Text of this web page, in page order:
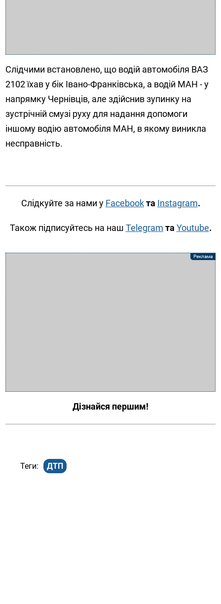
Слідчими встановлено, що водій автомобіля ВАЗ
2102 їхав у бік Івано-Франківська, а водій МАН - у
напрямку Чернівців, але здійснив зупинку на
зустрічній смузі руху для надання допомоги
іншому водію автомобіля МАН, в якому виникла
несправність.
Слідкуйте за нами у Facebookта Instagram.
Також підписуйтесь на наш Telegram та Youtube.
Дізнайся першим!
ДТП